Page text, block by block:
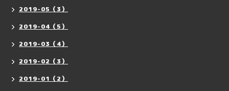
2019-05（3）
2019-04（5）
2019-03（4）
2019-02（3）
2019-01（2）